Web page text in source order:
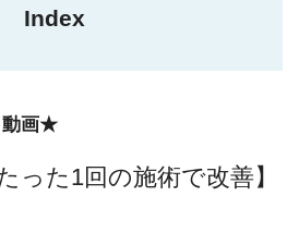
Index
動画★
った1回の施術で改善】